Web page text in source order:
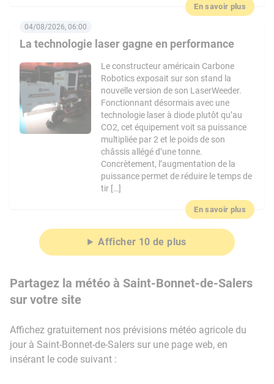
En savoir plus
La technologie laser gagne en performance
04/08/2026, 06:00
Le constructeur américain Carbone
Robotics exposait sur son stand la
nouvelle version de son LaserWeeder.
Fonctionnant désormais avec une
technologie laser à diode plutôt qu’au
CO2, cet équipement voit sa puissance
multipliée par 2 et le poids de son
châssis allégé d’une tonne.
Concrètement, l’augmentation de la
puissance permet de réduire le temps de
tir […]
En savoir plus
Afficher 10 de plus
Partagez la météo à Saint-Bonnet-de-Salers
sur votre site
Affichez gratuitement nos prévisions météo agricole du
jour à Saint-Bonnet-de-Salers sur une page web, en
insérant le code suivant :